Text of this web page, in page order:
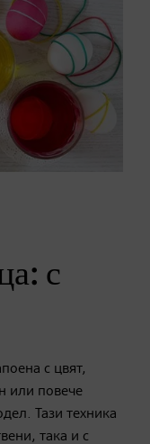
с
с цвят,
или повече
Тази техника
така и с